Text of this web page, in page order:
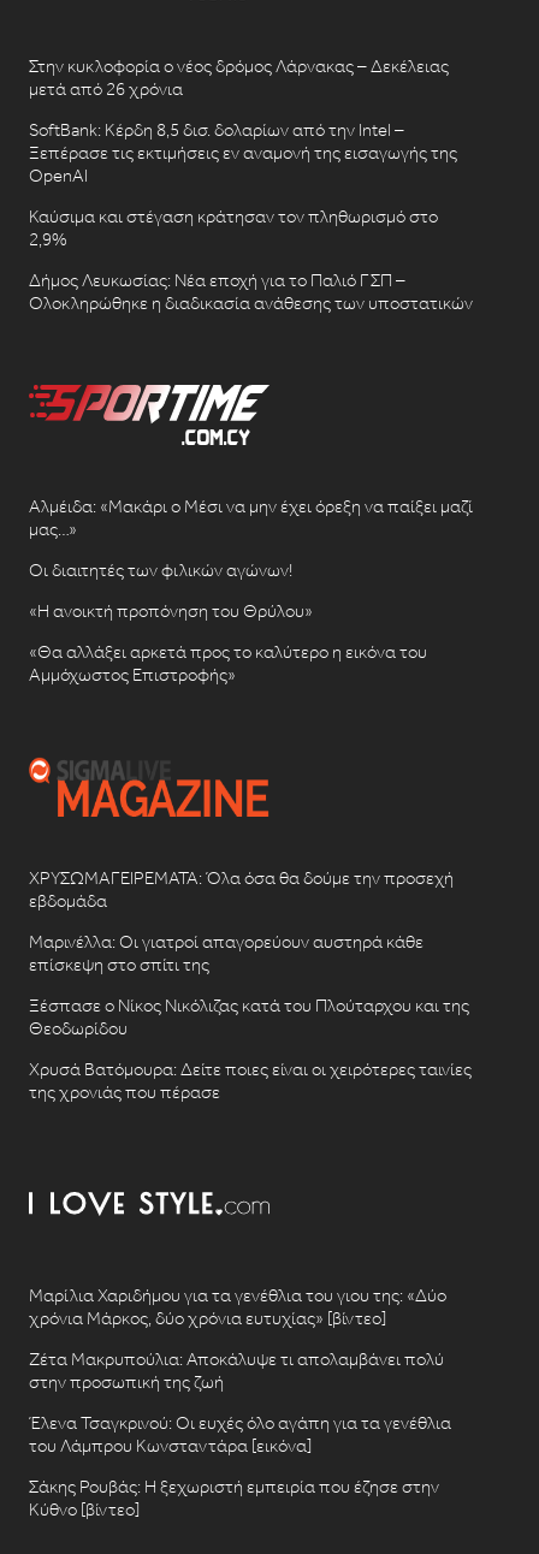
Στην κυκλοφορία ο νέος δρόμος Λάρνακας – Δεκέλειας
μετά από 26 χρόνια
SoftBank: Κέρδη 8,5 δισ. δολαρίων από την Intel –
Ξεπέρασε τις εκτιμήσεις εν αναμονή της εισαγωγής της
OpenAI
Καύσιμα και στέγαση κράτησαν τον πληθωρισμό στο
2,9%
Δήμος Λευκωσίας: Νέα εποχή για το Παλιό ΓΣΠ –
Ολοκληρώθηκε η διαδικασία ανάθεσης των υποστατικών
Αλμέιδα: «Μακάρι ο Μέσι να μην έχει όρεξη να παίξει μαζί
μας…»
Οι διαιτητές των φιλικών αγώνων!
«Η ανοικτή προπόνηση του Θρύλου»
«Θα αλλάξει αρκετά προς το καλύτερο η εικόνα του
Αμμόχωστος Επιστροφής»
ΧΡΥΣΩΜΑΓΕΙΡΕΜΑΤΑ: Όλα όσα θα δούμε την προσεχή
εβδομάδα
Μαρινέλλα: Οι γιατροί απαγορεύουν αυστηρά κάθε
επίσκεψη στο σπίτι της
Ξέσπασε ο Νίκος Νικόλιζας κατά του Πλούταρχου και της
Θεοδωρίδου
Χρυσά Βατόμουρα: Δείτε ποιες είναι οι χειρότερες ταινίες
της χρονιάς που πέρασε
Μαρίλια Χαριδήμου για τα γενέθλια του γιου της: «Δύο
χρόνια Μάρκος, δύο χρόνια ευτυχίας» [βίντεο]
Ζέτα Μακρυπούλια: Αποκάλυψε τι απολαμβάνει πολύ
στην προσωπική της ζωή
Έλενα Τσαγκρινού: Οι ευχές όλο αγάπη για τα γενέθλια
του Λάμπρου Κωνσταντάρα [εικόνα]
Σάκης Ρουβάς: Η ξεχωριστή εμπειρία που έζησε στην
Κύθνο [βίντεο]